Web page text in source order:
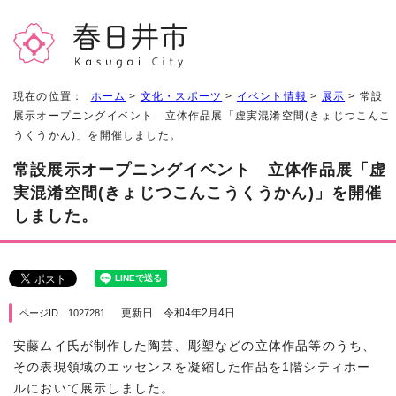
現在の位置： ホーム > 文化・スポーツ > イベント情報 > 展示 > 常設
展示オープニングイベント 立体作品展「虚実混淆空間(きょじつこんこ
うくうかん)」を開催しました。
常設展示オープニングイベント 立体作品展「虚
実混淆空間(きょじつこんこうくうかん)」を開催
しました。
ページID 1027281 更新日 令和4年2月4日
安藤ムイ氏が制作した陶芸、彫塑などの立体作品等のうち、
その表現領域のエッセンスを凝縮した作品を1階シティホー
ルにおいて展示しました。